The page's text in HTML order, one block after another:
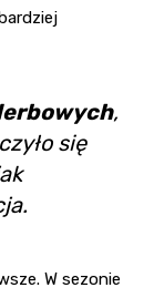
,
się
W sezonie